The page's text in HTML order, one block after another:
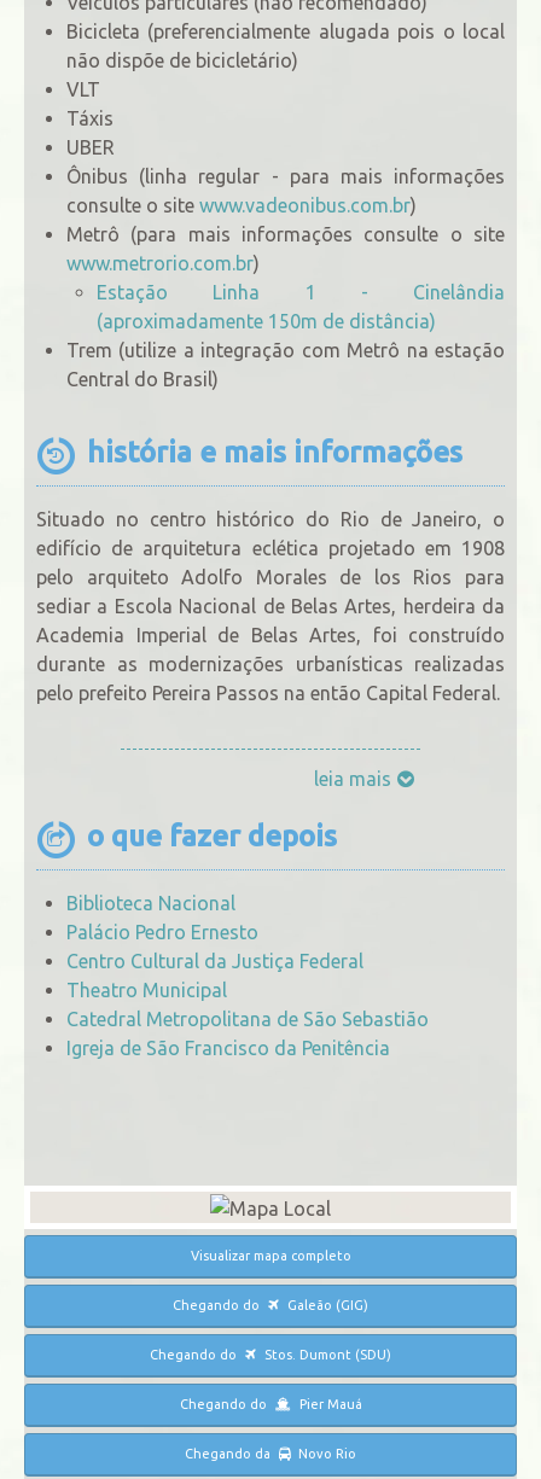
Bicicleta (preferencialmente alugada pois o local
não dispõe de bicicletário)
VLT
Táxis
UBER
Ônibus (linha regular - para mais informações
consulte o site www.vadeonibus.com.br)
Metrô (para mais informações consulte o site
www.metrorio.com.br)
Estação Linha 1 - Cinelândia
(aproximadamente 150m de distância)
Trem (utilize a integração com Metrô na estação
Central do Brasil)
história e mais informações
Situado no centro histórico do Rio de Janeiro, o
edifício de arquitetura eclética projetado em 1908
pelo arquiteto Adolfo Morales de los Rios para
sediar a Escola Nacional de Belas Artes, herdeira da
Academia Imperial de Belas Artes, foi construído
durante as modernizações urbanísticas realizadas
pelo prefeito Pereira Passos na então Capital Federal.
leia mais
o que fazer depois
Biblioteca Nacional
Palácio Pedro Ernesto
Centro Cultural da Justiça Federal
Theatro Municipal
Catedral Metropolitana de São Sebastião
Igreja de São Francisco da Penitência
Visualizar mapa completo
Chegando do Galeão (GIG)
Chegando do Stos. Dumont (SDU)
Chegando do Pier Mauá
Chegando da Novo Rio